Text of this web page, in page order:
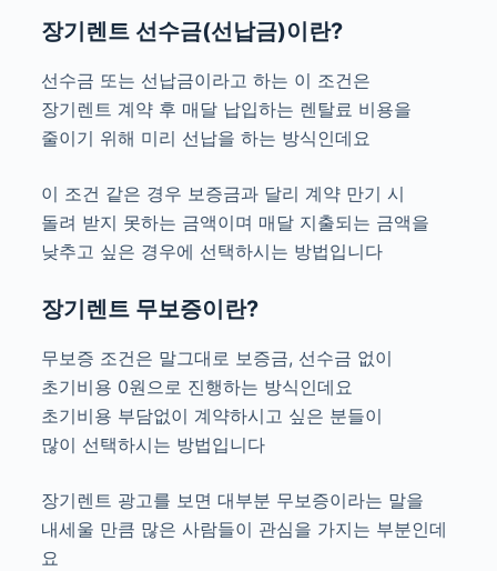
장기렌트 선수금(선납금)이란?
선수금 또는 선납금이라고 하는 이 조건은
장기렌트 계약 후 매달 납입하는 렌탈료 비용을
줄이기 위해 미리 선납을 하는 방식인데요
이 조건 같은 경우 보증금과 달리 계약 만기 시
돌려 받지 못하는 금액이며 매달 지출되는 금액을
낮추고 싶은 경우에 선택하시는 방법입니다
장기렌트 무보증이란?
무보증 조건은 말그대로 보증금, 선수금 없이
초기비용 0원으로 진행하는 방식인데요
초기비용 부담없이 계약하시고 싶은 분들이
많이 선택하시는 방법입니다
장기렌트 광고를 보면 대부분 무보증이라는 말을
내세울 만큼 많은 사람들이 관심을 가지는 부분인데
요